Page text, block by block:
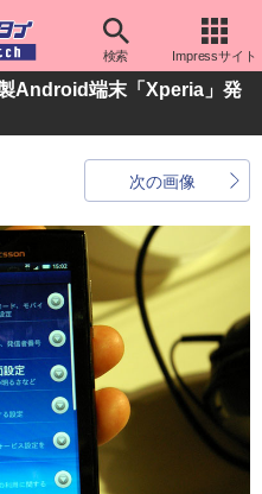
検索 Impressサイト
Android端末「Xperia」発
次の画像